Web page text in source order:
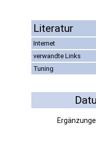
Literatur
Internet
verwandte Links
Tuning